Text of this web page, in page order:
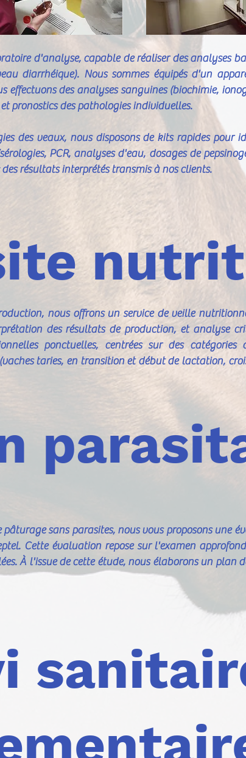
d'analyse, capable de réaliser des analyses
diarrhéique). Nous sommes équipés d'un
effectuons des analyses sanguines (biochimie,
pronostics des pathologies individuelles.
des veaux, nous disposons de kits rapides pour
PCR, analyses d'eau, dosages de
résultats interprétés transmis à nos clients.
nous offrons un service de veille
des résultats de production, et analyse
ponctuelles, centrées sur des
taries, en transition et début de lactation,
sans parasites, nous vous proposons une
Cette évaluation repose sur l'examen
À l'issue de cette étude, nous élaborons un plan